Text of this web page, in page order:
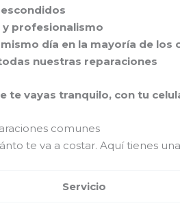
profesionalismo
día en la mayoría de los
nuestras reparaciones
te vayas tranquilo, con tu
comunes
te va a costar. Aquí tienes
Servicio